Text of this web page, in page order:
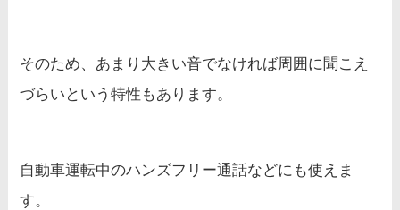
そのため、あまり大きい音でなければ周囲に聞こえ
づらいという特性もあります。
自動車運転中のハンズフリー通話などにも使えま
す。